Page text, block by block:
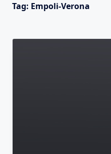
Tag: Empoli-Verona